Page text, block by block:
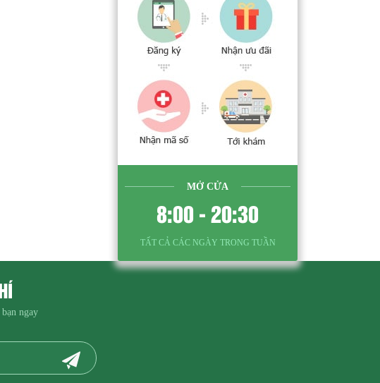
MỞ CỬA
8:00 - 20:30
TẤT CẢ CÁC NGÀY TRONG TUẦN
ngay